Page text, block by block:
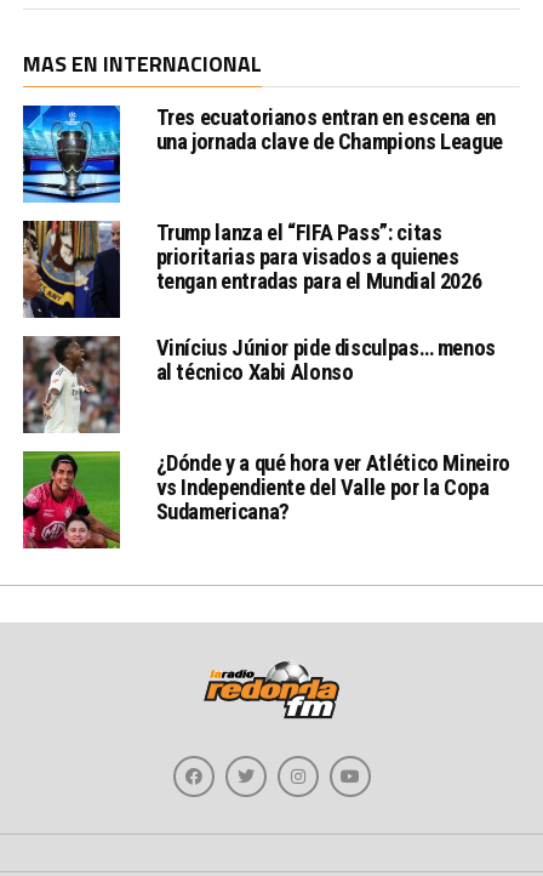
MAS EN INTERNACIONAL
Tres ecuatorianos entran en escena en
una jornada clave de Champions League
Trump lanza el “FIFA Pass”: citas
prioritarias para visados a quienes
tengan entradas para el Mundial 2026
Vinícius Júnior pide disculpas… menos
al técnico Xabi Alonso
¿Dónde y a qué hora ver Atlético Mineiro
vs Independiente del Valle por la Copa
Sudamericana?